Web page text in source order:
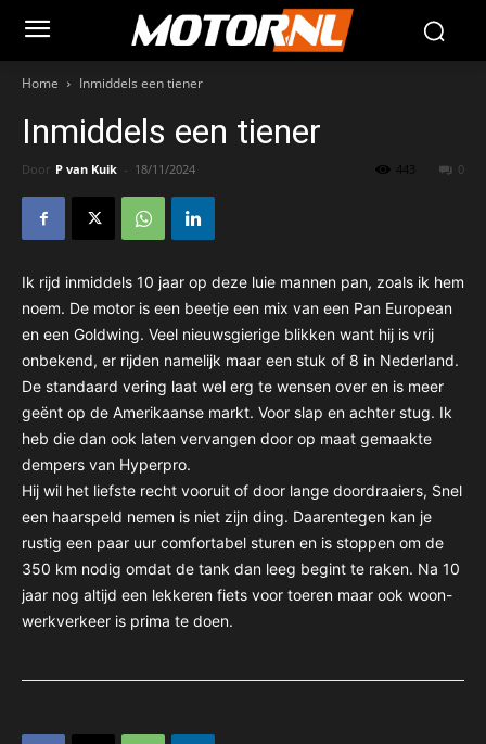
Home Inmiddels een tiener
Inmiddels een tiener
Door P van Kuik - 18/11/2024 0
443
Ik rijd inmiddels 10 jaar op deze luie mannen pan, zoals ik hem
noem. De motor is een beetje een mix van een Pan European
en een Goldwing. Veel nieuwsgierige blikken want hij is vrij
onbekend, er rijden namelijk maar een stuk of 8 in Nederland.
De standaard vering laat wel erg te wensen over en is meer
geënt op de Amerikaanse markt. Voor slap en achter stug. Ik
heb die dan ook laten vervangen door op maat gemaakte
dempers van Hyperpro.
Hij wil het liefste recht vooruit of door lange doordraaiers, Snel
een haarspeld nemen is niet zijn ding. Daarentegen kan je
rustig een paar uur comfortabel sturen en is stoppen om de
350 km nodig omdat de tank dan leeg begint te raken. Na 10
jaar nog altijd een lekkeren fiets voor toeren maar ook woon-
werkverkeer is prima te doen.